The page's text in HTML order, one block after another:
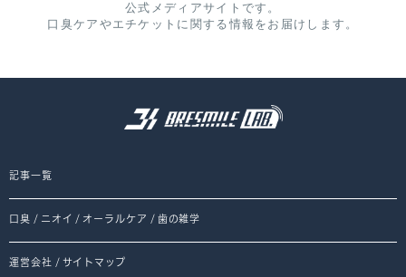
公式メディアサイトです。
口臭ケアやエチケットに関する情報をお届けします。
記事一覧
口臭 / ニオイ / オーラルケア / 歯の雑学
運営会社 / サイトマップ